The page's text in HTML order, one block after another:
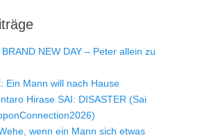
NEW DAY – Peter allein zu
Ein Mann will nach Hause
Hirase SAI: DISASTER (Sai
wenn ein Mann sich etwas